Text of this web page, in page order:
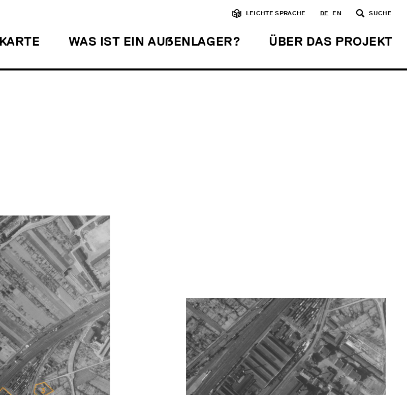
LEICHTE SPRACHE DE EN SUCHE
KARTE WAS IST EIN AUẞENLAGER? ÜBER DAS PROJEKT